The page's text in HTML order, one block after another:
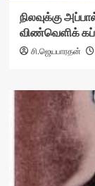
நிலவுக்கு
விண்வெளிக்
சி.ஜெயபாரதன்